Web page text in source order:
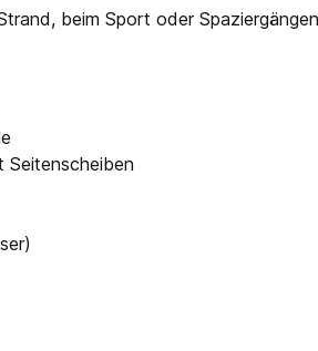
beim Sport oder
Seitenscheiben